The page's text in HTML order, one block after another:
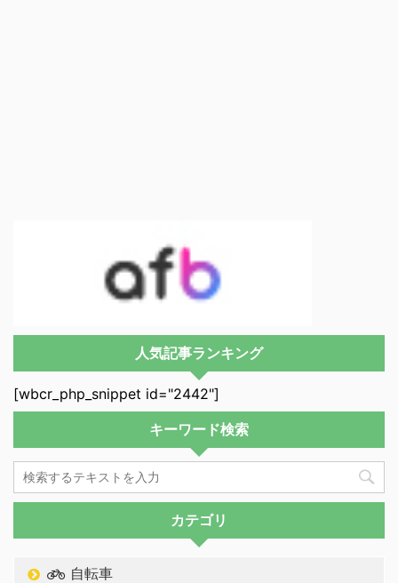
人気記事ランキング
[wbcr_php_snippet id="2442"]
キーワード検索
カテゴリ
自転車